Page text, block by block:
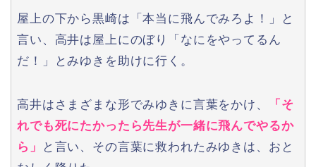
屋上の下から黒崎は「本当に飛んでみろよ！」と
言い、高井は屋上にのぼり「なにをやってるん
だ！」とみゆきを助けに行く。
高井はさまざまな形でみゆきに言葉をかけ、
「そ
れでも死にたかったら先生が一緒に飛んでやるか
ら」
と言い、その言葉に救われたみゆきは、おと